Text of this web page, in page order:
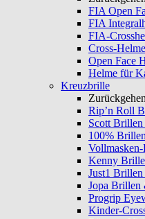
FIA Open
FIA
FIA-
Cross-Helme
Open Face
Helme für
Kreuzbrille
Zurückgehen
Rip’n Roll
Scott
100%
Kenny
Just1
Jopa Brillen
Progrip
Kinder-